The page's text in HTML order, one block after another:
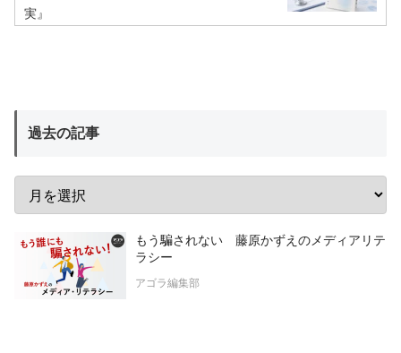
実』
過去の記事
もう騙されない 藤原かずえのメディアリテ
ラシー
アゴラ編集部